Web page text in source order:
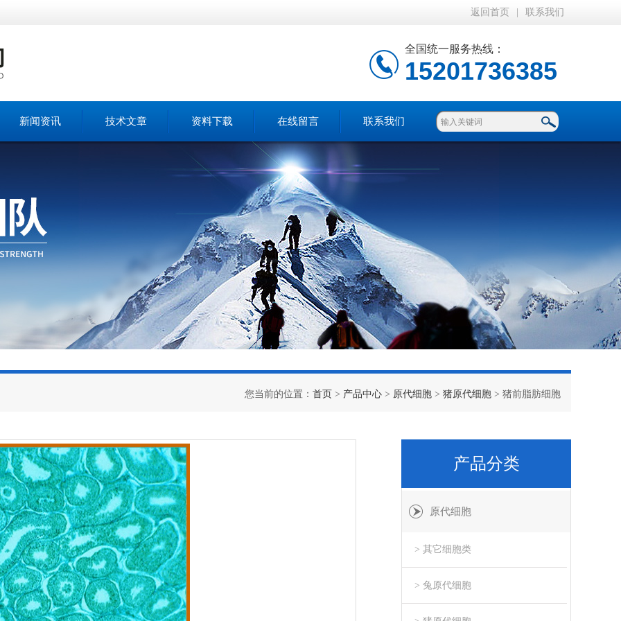
返回首页 联系我们
全国统一服务热线：
15201736385
新闻资讯 技术文章 资料下载 在线留言 联系我们
您当前的位置： 首页 > 产品中心 > 原代细胞 > 猪原代细胞 > 猪前脂肪细胞
产品分类
原代细胞
> 其它细胞类
> 兔原代细胞